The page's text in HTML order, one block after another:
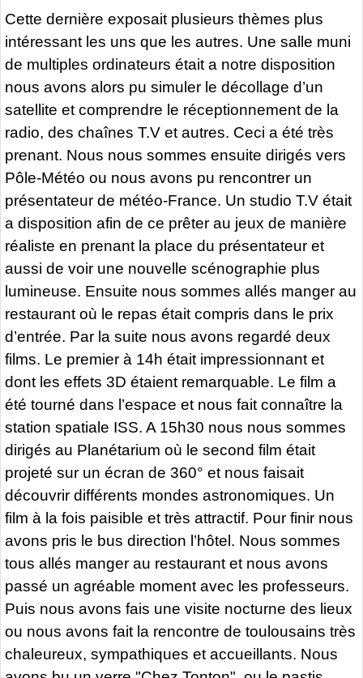
Cette dernière exposait plusieurs thèmes plus
intéressant les uns que les autres. Une salle muni
de multiples ordinateurs était a notre disposition
nous avons alors pu simuler le décollage d’un
satellite et comprendre le réceptionnement de la
radio, des chaînes T.V et autres. Ceci a été très
prenant. Nous nous sommes ensuite dirigés vers
Pôle-Météo ou nous avons pu rencontrer un
présentateur de météo-France. Un studio T.V était
a disposition afin de ce prêter au jeux de manière
réaliste en prenant la place du présentateur et
aussi de voir une nouvelle scénographie plus
lumineuse. Ensuite nous sommes allés manger au
restaurant où le repas était compris dans le prix
d’entrée. Par la suite nous avons regardé deux
films. Le premier à 14h était impressionnant et
dont les effets 3D étaient remarquable. Le film a
été tourné dans l’espace et nous fait connaître la
station spatiale ISS. A 15h30 nous nous sommes
dirigés au Planétarium où le second film était
projeté sur un écran de 360° et nous faisait
découvrir différents mondes astronomiques. Un
film à la fois paisible et très attractif. Pour finir nous
avons pris le bus direction l’hôtel. Nous sommes
tous allés manger au restaurant et nous avons
passé un agréable moment avec les professeurs.
Puis nous avons fais une visite nocturne des lieux
ou nous avons fait la rencontre de toulousains très
chaleureux, sympathiques et accueillants. Nous